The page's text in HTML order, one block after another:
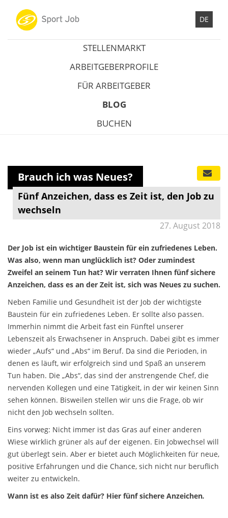
DE
STELLENMARKT
ARBEITGEBERPROFILE
FÜR ARBEITGEBER
BLOG
BUCHEN
Brauch ich was Neues?
Fünf Anzeichen, dass es Zeit ist, den Job zu
wechseln
27. August 2018
Der Job ist ein wichtiger Baustein für ein zufriedenes Leben.
Was also, wenn man unglücklich ist? Oder zumindest
Zweifel an seinem Tun hat? Wir verraten Ihnen fünf sichere
Anzeichen, dass es an der Zeit ist, sich was Neues zu suchen.
Neben Familie und Gesundheit ist der Job der wichtigste
Baustein für ein zufriedenes Leben. Er sollte also passen.
Immerhin nimmt die Arbeit fast ein Fünftel unserer
Lebenszeit als Erwachsener in Anspruch. Dabei gibt es immer
wieder „Aufs“ und „Abs“ im Beruf. Da sind die Perioden, in
denen es läuft, wir erfolgreich sind und Spaß an unserem
Tun haben. Die „Abs“, das sind der anstrengende Chef, die
nervenden Kollegen und eine Tätigkeit, in der wir keinen Sinn
sehen können. Bisweilen stellen wir uns die Frage, ob wir
nicht den Job wechseln sollten.
Eins vorweg: Nicht immer ist das Gras auf einer anderen
Wiese wirklich grüner als auf der eigenen. Ein Jobwechsel will
gut überlegt sein. Aber er bietet auch Möglichkeiten für neue,
positive Erfahrungen und die Chance, sich nicht nur beruflich
weiter zu entwickeln.
Wann ist es also Zeit dafür? Hier fünf sichere Anzeichen.